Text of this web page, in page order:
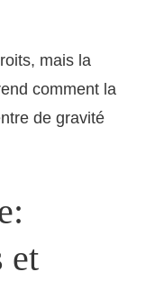
mais la
comment la
de gravité
et